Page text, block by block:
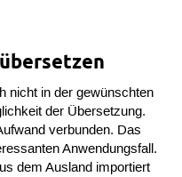
nicht in der gewünschten
der Übersetzung.
verbunden. Das
Anwendungsfall.
dem Ausland importiert